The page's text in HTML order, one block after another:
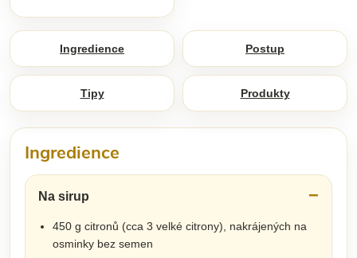
Ingredience Postup
Tipy Produkty
Ingredience
Na sirup
450 g citronů (cca 3 velké citrony), nakrájených na
osminky bez semen